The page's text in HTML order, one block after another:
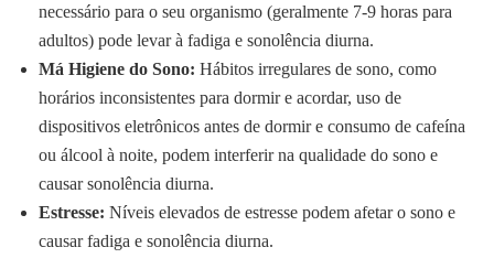
necessário para o seu organismo (geralmente 7-9 horas para
adultos) pode levar à fadiga e sonolência diurna.
Má Higiene do Sono: Hábitos irregulares de sono, como
horários inconsistentes para dormir e acordar, uso de
dispositivos eletrônicos antes de dormir e consumo de cafeína
ou álcool à noite, podem interferir na qualidade do sono e
causar sonolência diurna.
Estresse: Níveis elevados de estresse podem afetar o sono e
causar fadiga e sonolência diurna.